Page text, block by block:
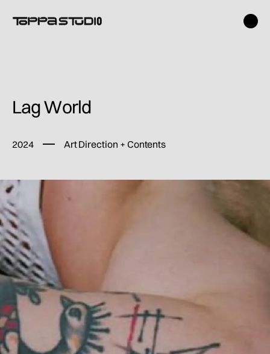
Lag World
2024 Art Direction + Contents